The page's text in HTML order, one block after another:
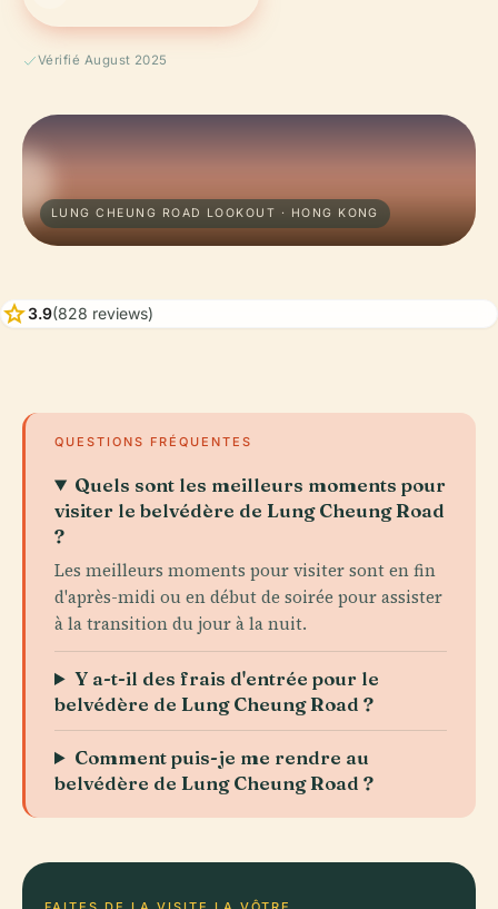
Vérifié August 2025
LUNG CHEUNG ROAD LOOKOUT · HONG KONG
star3.9(828 reviews)
QUESTIONS FRÉQUENTES
Quels sont les meilleurs moments pour
visiter le belvédère de Lung Cheung Road
?
Les meilleurs moments pour visiter sont en fin
d'après-midi ou en début de soirée pour assister
à la transition du jour à la nuit.
Y a-t-il des frais d'entrée pour le
belvédère de Lung Cheung Road ?
Comment puis-je me rendre au
belvédère de Lung Cheung Road ?